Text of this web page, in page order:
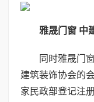
雅晟门窗 中
同时雅晟门
建筑装饰协会的
家民政部登记注